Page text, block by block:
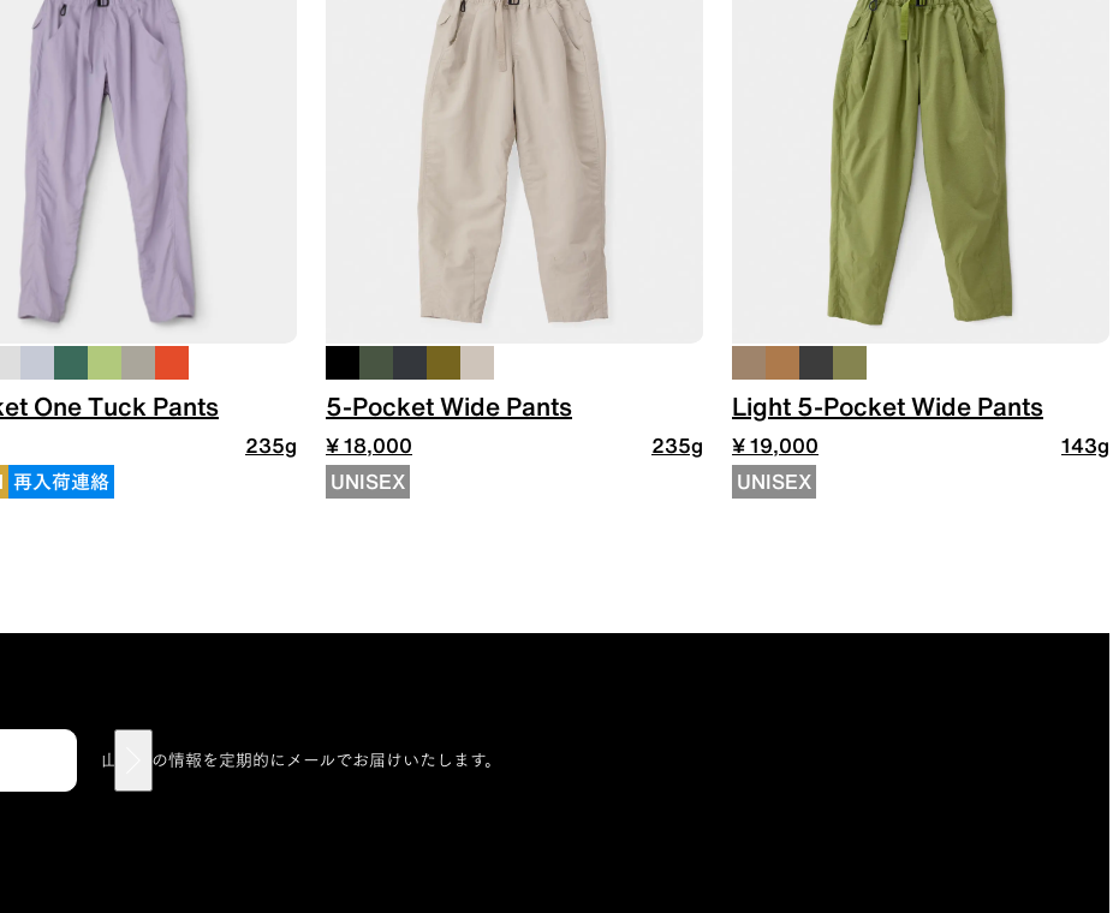
One Tuck Pants
235g
再入荷連絡
5-Pocket Wide Pants
¥ 18,000
235g
UNISEX
Light 5-Pocket Wide Pants
¥ 19,000
143g
UNISEX
山と道の情報を定期的にメールでお届けいたします。